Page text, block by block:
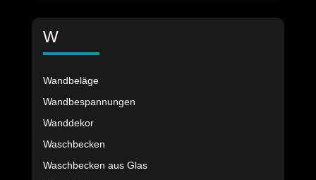
W
Wandbeläge
Wandbespannungen
Wanddekor
Waschbecken
Waschbecken aus Glas